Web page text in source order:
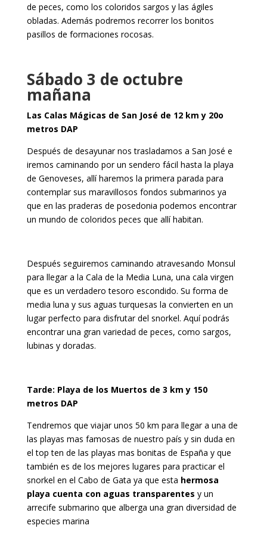
de peces, como los coloridos sargos y las ágiles
obladas. Además podremos recorrer los bonitos
pasillos de formaciones rocosas.
Sábado 3 de octubre
mañana
Las Calas Mágicas de San José de 12 km y 20o
metros DAP
Después de desayunar nos trasladamos a San José e
iremos caminando por un sendero fácil hasta la playa
de Genoveses, allí haremos la primera parada para
contemplar sus maravillosos fondos submarinos ya
que en las praderas de posedonia podemos encontrar
un mundo de coloridos peces que allí habitan.
Después seguiremos caminando atravesando Monsul
para llegar a la Cala de la Media Luna, una cala virgen
que es un verdadero tesoro escondido. Su forma de
media luna y sus aguas turquesas la convierten en un
lugar perfecto para disfrutar del snorkel. Aquí podrás
encontrar una gran variedad de peces, como sargos,
lubinas y doradas.
Tarde: Playa de los Muertos de 3 km y 150
metros DAP
Tendremos que viajar unos 50 km para llegar a una de
las playas mas famosas de nuestro país y sin duda en
el top ten de las playas mas bonitas de España y que
también es de los mejores lugares para practicar el
snorkel en el Cabo de Gata ya que esta hermosa
playa cuenta con aguas transparentes y un
arrecife submarino que alberga una gran diversidad de
especies marina